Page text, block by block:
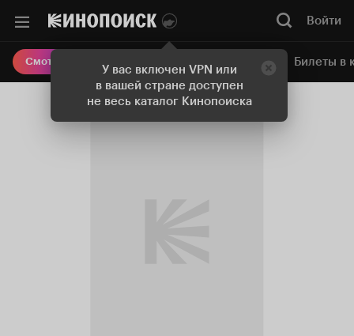
У вас включен VPN или
в вашей стране доступен
не весь каталог Кинопоиска
Войти
Смотреть кино Онлайн-кинотеатр Билеты в